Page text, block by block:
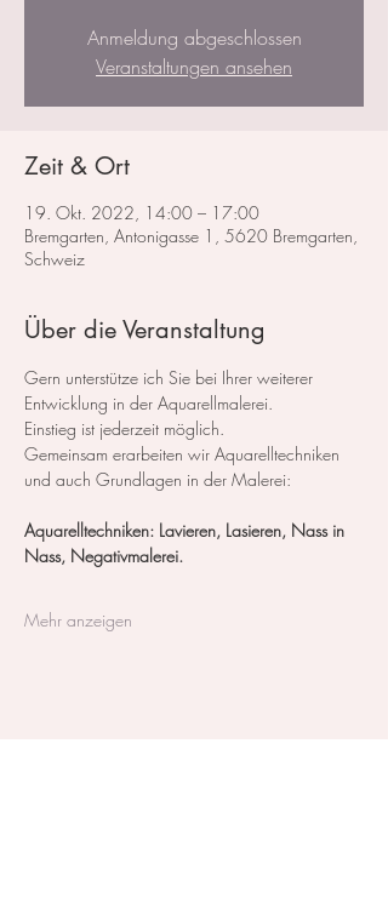
Anmeldung abgeschlossen
Veranstaltungen ansehen
Zeit & Ort
19. Okt. 2022, 14:00 – 17:00
Bremgarten, Antonigasse 1, 5620 Bremgarten,
Schweiz
Über die Veranstaltung
Gern unterstütze ich Sie bei Ihrer weiterer
Entwicklung in der Aquarellmalerei.
Einstieg ist jederzeit möglich.
Gemeinsam erarbeiten wir Aquarelltechniken
und auch Grundlagen in der Malerei:
Aquarelltechniken: Lavieren, Lasieren, Nass in
Nass, Negativmalerei.
Mehr anzeigen